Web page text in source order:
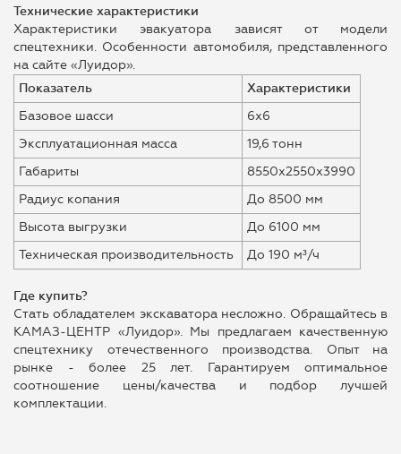
Технические характеристики
Характеристики эвакуатора зависят от модели
спецтехники. Особенности автомобиля, представленного
на сайте «Луидор».
Показатель
Характеристики
Базовое шасси
6х6
Эксплуатационная масса
19,6 тонн
Габариты
8550х2550х3990
Радиус копания
До 8500 мм
Высота выгрузки
До 6100 мм
Техническая производительность
До 190 м³/ч
Где купить?
Cтать обладателем экскаватора несложно. Обращайтесь в
КАМАЗ-ЦЕНТР «Луидор». Мы предлагаем качественную
спецтехнику отечественного производства. Опыт на
рынке - более 25 лет. Гарантируем оптимальное
соотношение цены/качества и подбор лучшей
комплектации.